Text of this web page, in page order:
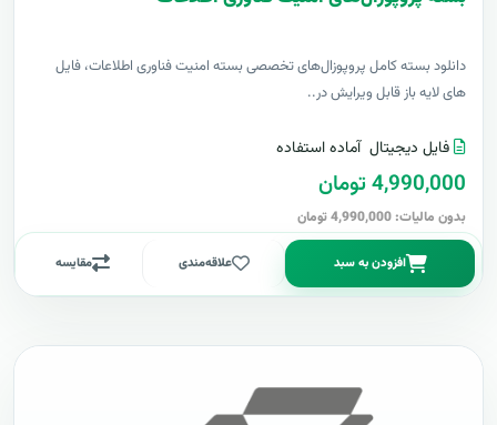
دانلود بسته کامل پروپوزال‌های تخصصی بسته امنیت فناوری اطلاعات، فایل
های لایه باز قابل ویرایش در..
فایل دیجیتال آماده استفاده
4,990,000 تومان
بدون مالیات: 4,990,000 تومان
افزودن به سبد علاقه‌مندی مقایسه